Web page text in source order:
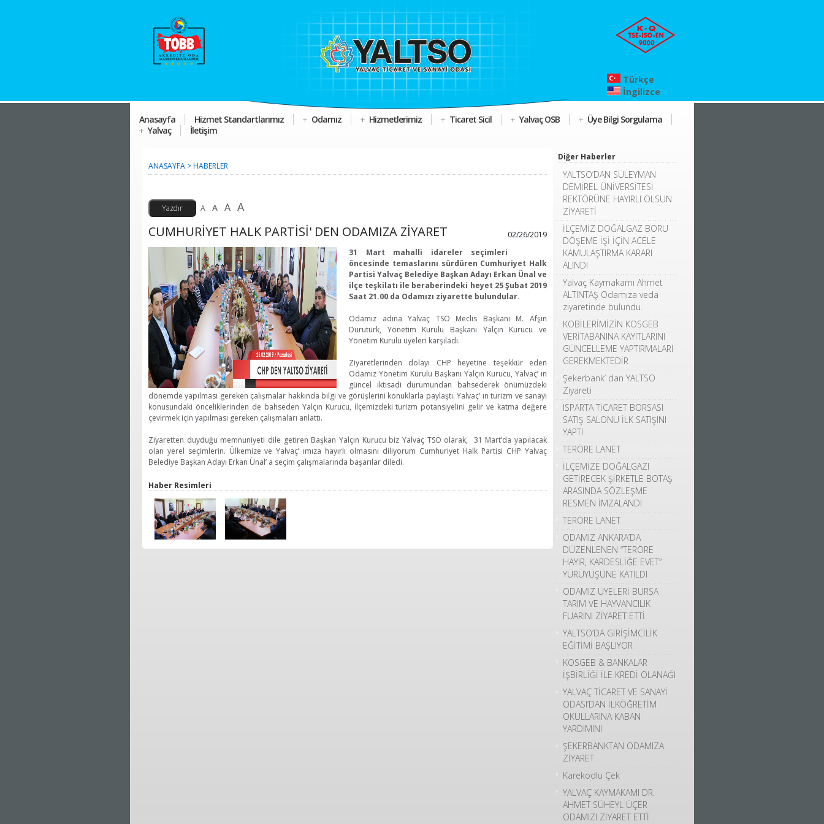
Türkçe
İngilizce
Anasayfa Hizmet Standartlarımız Odamız Hizmetlerimiz Ticaret Sicil Yalvaç OSB
Üye Bilgi Sorgulama
Yalvaç
İletişim
ANASAYFA >HABERLER
A A A A
CUMHURİYET HALK PARTİSİ' DEN ODAMIZA ZİYARET
02/26/2019
31 Mart mahalli idareler seçimleri
öncesinde temaslarını sürdüren Cumhuriyet Halk
Partisi Yalvaç Belediye Başkan Adayı Erkan Ünal ve
ilçe teşkilatı ile beraberindeki heyet 25 Şubat 2019
Saat 21.00 da Odamızı ziyarette bulundular.
Odamız adına Yalvaç TSO Meclis Başkanı M. Afşin
Durutürk, Yönetim Kurulu Başkanı Yalçın Kurucu ve
Yönetim Kurulu üyeleri karşıladı.
Ziyaretlerinden dolayı CHP heyetine teşekkür eden
Odamız Yönetim Kurulu Başkanı Yalçın Kurucu, Yalvaç’ ın
güncel iktisadi durumundan bahsederek önümüzdeki
dönemde yapılması gereken çalışmalar hakkında bilgi ve görüşlerini konuklarla paylaştı. Yalvaç’ ın turizm ve sanayi
konusundaki önceliklerinden de bahseden Yalçın Kurucu, İlçemizdeki turizm potansiyelini gelir ve katma değere
çevirmek için yapılması gereken çalışmaları anlattı.
Ziyaretten duyduğu memnuniyeti dile getiren Başkan Yalçın Kurucu biz Yalvaç TSO olarak, 31 Mart’da yapılacak
olan yerel seçimlerin. Ülkemize ve Yalvaç’ ımıza hayırlı olmasını diliyorum Cumhuriyet Halk Partisi CHP Yalvaç
Belediye Başkan Adayı Erkan Ünal’ a seçim çalışmalarında başarılar diledi.
Haber Resimleri
Diğer Haberler
YALTSO’DAN SÜLEYMAN
DEMİREL ÜNİVERSİTESİ
REKTÖRÜNE HAYIRLI OLSUN
ZİYARETİ
İLÇEMİZ DOĞALGAZ BORU
DÖŞEME İŞİ İÇİN ACELE
KAMULAŞTIRMA KARARI
ALINDI
Yalvaç Kaymakamı Ahmet
ALTINTAŞ Odamıza veda
ziyaretinde bulundu.
KOBİLERİMİZİN KOSGEB
VERİTABANINA KAYITLARINI
GÜNCELLEME YAPTIRMALARI
GEREKMEKTEDİR
Şekerbank’ dan YALTSO
Ziyareti
ISPARTA TİCARET BORSASI
SATIŞ SALONU İLK SATIŞINI
YAPTI
TERÖRE LANET
İLÇEMİZE DOĞALGAZI
GETİRECEK ŞİRKETLE BOTAŞ
ARASINDA SÖZLEŞME
RESMEN İMZALANDI
TERÖRE LANET
ODAMIZ ANKARA’DA
DÜZENLENEN “TERÖRE
HAYIR, KARDESLİĞE EVET”
YÜRÜYÜŞÜNE KATILDI
ODAMIZ ÜYELERİ BURSA
TARIM VE HAYVANCILIK
FUARINI ZİYARET ETTİ
YALTSO’DA GİRİŞİMCİLİK
EĞİTİMİ BAŞLIYOR
KOSGEB & BANKALAR
İŞBİRLİĞİ İLE KREDİ OLANAĞI
YALVAÇ TİCARET VE SANAYİ
ODASI’DAN İLKÖĞRETİM
OKULLARINA KABAN
YARDIMINI
ŞEKERBANKTAN ODAMIZA
ZİYARET
Karekodlu Çek
YALVAÇ KAYMAKAMI DR.
AHMET SÜHEYL ÜÇER
ODAMIZI ZİYARET ETTİ